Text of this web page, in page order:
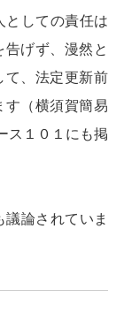
としての責任は
げず、漫然と
て、法定更新前
す（横須賀簡易
ス １０１にも掲
論されていま